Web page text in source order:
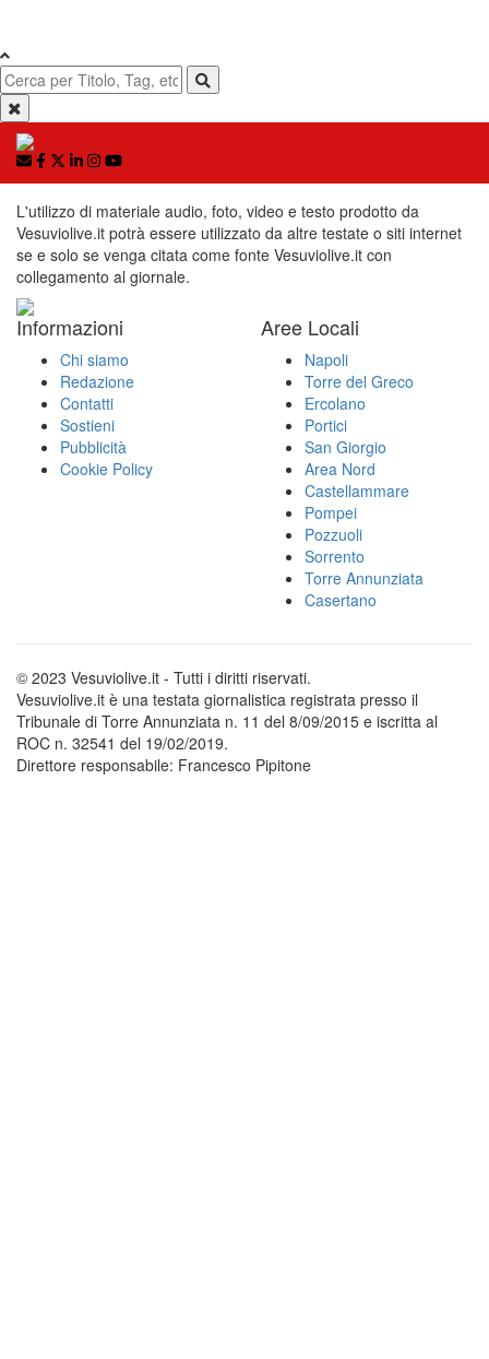
L'utilizzo di materiale audio, foto, video e testo prodotto da
Vesuviolive.it potrà essere utilizzato da altre testate o siti internet
se e solo se venga citata come fonte Vesuviolive.it con
collegamento al giornale.
Informazioni
Chi siamo
Redazione
Contatti
Sostieni
Pubblicità
Cookie Policy
Aree Locali
Napoli
Torre del Greco
Ercolano
Portici
San Giorgio
Area Nord
Castellammare
Pompei
Pozzuoli
Sorrento
Torre Annunziata
Casertano
© 2023 Vesuviolive.it - Tutti i diritti riservati.
Vesuviolive.it è una testata giornalistica registrata presso il
Tribunale di Torre Annunziata n. 11 del 8/09/2015 e iscritta al
ROC n. 32541 del 19/02/2019.
Direttore responsabile: Francesco Pipitone